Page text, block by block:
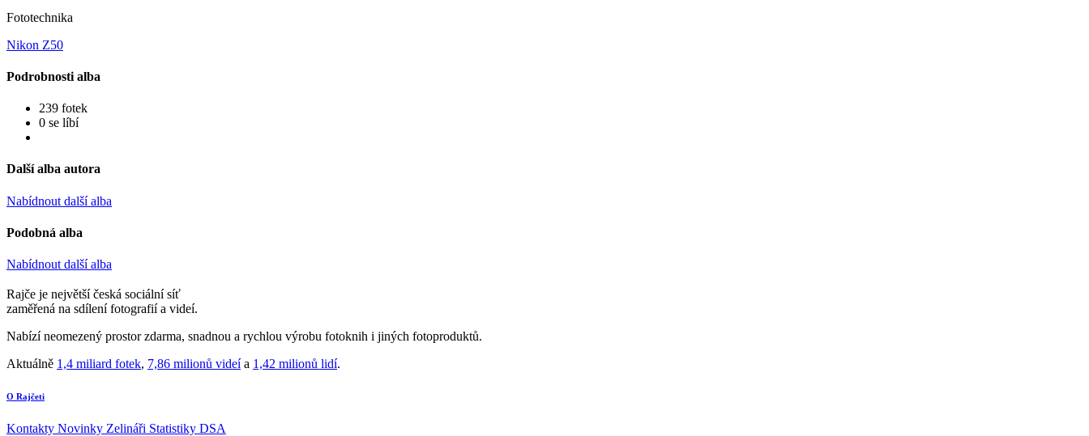
Fototechnika
Nikon Z50
Podrobnosti alba
239 fotek
0 se líbí
Další alba autora
Nabídnout další alba
Podobná alba
Nabídnout další alba
Rajče je největší česká sociální síť
zaměřená na sdílení fotografií a videí.
Nabízí neomezený prostor zdarma, snadnou a rychlou výrobu fotoknih i jiných fotoproduktů.
Aktuálně 1,4 miliard fotek, 7,86 milionů videía 1,42 milionů lidí.
O Rajčeti
Kontakty Novinky Zelináři Statistiky DSA